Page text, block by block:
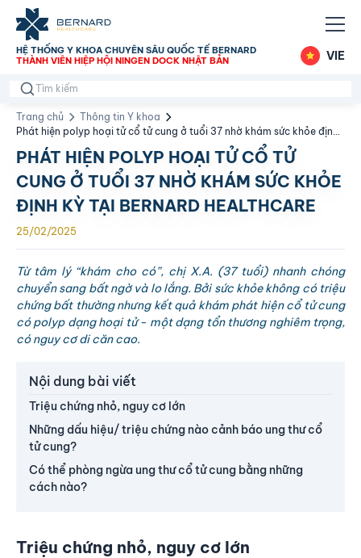
HỆ THỐNG Y KHOA CHUYÊN SÂU QUỐC TẾ BERNARD
THÀNH VIÊN HIỆP HỘI NINGEN DOCK NHẬT BẢN
VIE
Trang chủ
Thông tin Y khoa
Phát hiện polyp hoại tử cổ tử cung ở tuổi 37 nhờ khám sức khỏe định
kỳ tại Bernard Healthcare
PHÁT HIỆN POLYP HOẠI TỬ CỔ TỬ
CUNG Ở TUỔI 37 NHỜ KHÁM SỨC KHỎE
ĐỊNH KỲ TẠI BERNARD HEALTHCARE
25/02/2025
Từ tâm lý “khám cho có”, chị X.A. (37 tuổi) nhanh chóng
chuyển sang bất ngờ và lo lắng. Bởi sức khỏe không có triệu
chứng bất thường nhưng kết quả khám phát hiện cổ tử cung
có polyp dạng hoại tử - một dạng tổn thương nghiêm trọng,
có nguy cơ di căn cao.
Nội dung bài viết
Triệu chứng nhỏ, nguy cơ lớn
Những dấu hiệu/ triệu chứng nào cảnh báo ung thư cổ
tử cung?
Có thể phòng ngừa ung thư cổ tử cung bằng những
cách nào?
Triệu chứng nhỏ, nguy cơ lớn